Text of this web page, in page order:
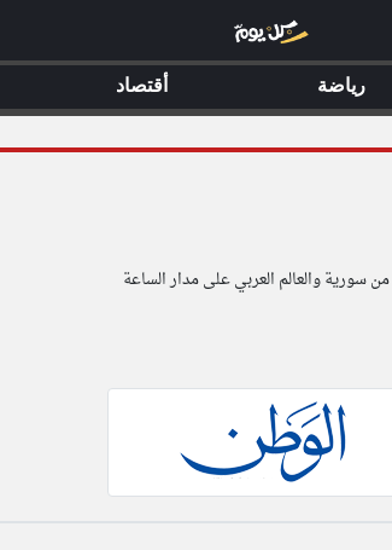
سورية والعالم العربي على مدار الساعة
رياضة أقتصاد